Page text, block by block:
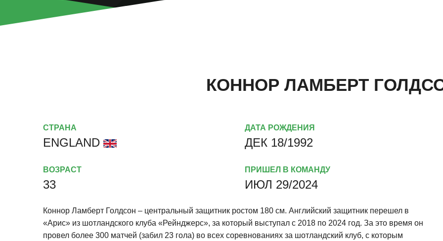
КОННОР ЛАМБЕРТ
СТРАНА
ENGLAND
ДАТА РОЖДЕНИЯ
ДЕК 18/1992
ВОЗРАСТ
33
ПРИШЕЛ В КОМАНДУ
ИЮЛ 29/2024
Коннор Ламберт Голдсон – центральный защитник ростом 180 см. Английский защитник перешел в
«Арис» из шотландского клуба «Рейнджерс», за который выступал с 2018 по 2024 год. За это время он
провел более 300 матчей (забил 23 гола) во всех соревнованиях за шотландский клуб, с которым